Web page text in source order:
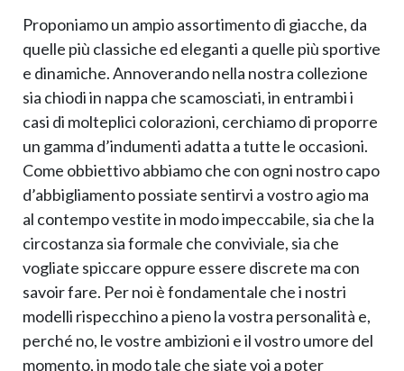
Proponiamo un ampio assortimento di giacche, da
quelle più classiche ed eleganti a quelle più sportive
e dinamiche. Annoverando nella nostra collezione
sia chiodi in nappa che scamosciati, in entrambi i
casi di molteplici colorazioni, cerchiamo di proporre
un gamma d’indumenti adatta a tutte le occasioni.
Come obbiettivo abbiamo che con ogni nostro capo
d’abbigliamento possiate sentirvi a vostro agio ma
al contempo vestite in modo impeccabile, sia che la
circostanza sia formale che conviviale, sia che
vogliate spiccare oppure essere discrete ma con
savoir fare. Per noi è fondamentale che i nostri
modelli rispecchino a pieno la vostra personalità e,
perché no, le vostre ambizioni e il vostro umore del
momento, in modo tale che siate voi a poter